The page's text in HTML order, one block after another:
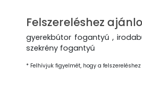
Felszereléshez
gyerekbútor fogantyú ,
szekrény fogantyú
* Felhívjuk figyelmét, hogy a